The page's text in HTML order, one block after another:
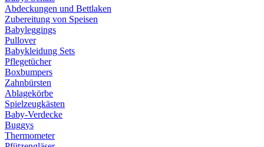
Abdeckungen und Bettlaken
Zubereitung von Speisen
Babyleggings
Pullover
Babykleidung Sets
Pflegetücher
Boxbumpers
Zahnbürsten
Ablagekörbe
Spielzeugkästen
Baby-Verdecke
Buggys
Thermometer